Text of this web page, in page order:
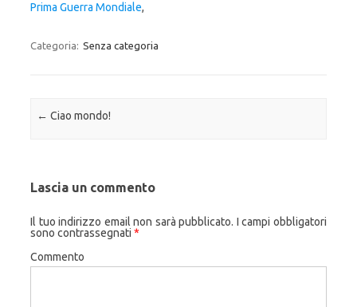
Prima Guerra Mondiale,
Categoria: Senza categoria
Navigazione articolo
← Ciao mondo!
Lascia un commento
Il tuo indirizzo email non sarà pubblicato. I campi obbligatori
sono contrassegnati *
Commento